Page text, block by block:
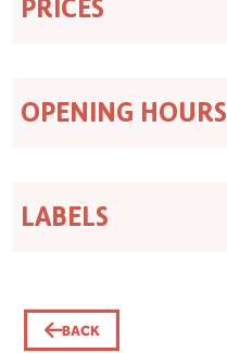
PRICES
OPENING HOURS
LABELS
BACK